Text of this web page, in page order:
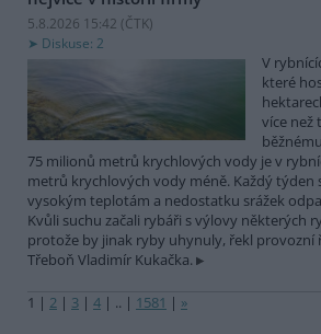
5.8.2026 15:42 (ČTK)
Diskuse: 2
V
které
více než
75 milionů metrů krychlových vody je v
metrů krychlových vody méně. Každý týden
vysokým teplotám a nedostatku srážek
Kvůli suchu začali rybáři s výlovy některých
protože by jinak ryby uhynuly, řekl provozní
Třeboň Vladimír Kukačka.
1 | 2 | 3 | 4 | .. | 1581 | »